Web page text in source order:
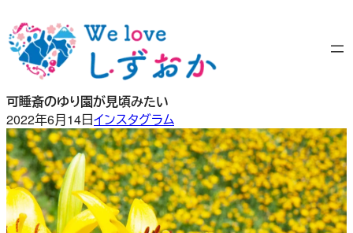
容
を
ッ
プ
可睡斎のゆり園が見頃みたい
2022年6月14日インスタグラム